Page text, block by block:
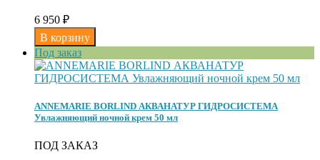
6 950 ₽
Под заказ
ANNEMARIE BORLIND АКВАНАТУР ГИДРОСИСТЕМА
Увлажняющий ночной крем 50 мл
ПОД ЗАКАЗ